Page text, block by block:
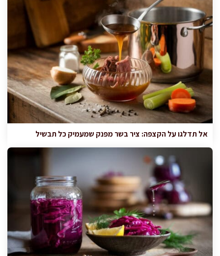
אל תדלגו על הקצפה: ציר בשר מפנק שמעמיק כל תבשיל